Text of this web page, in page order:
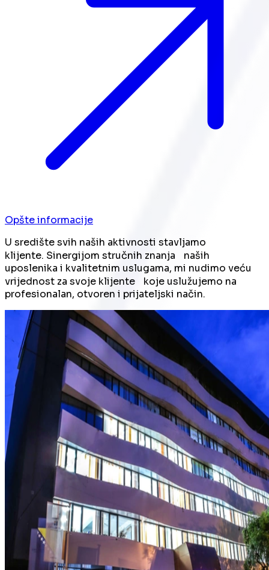
Opšte informacije
U središte svih naših aktivnosti stavljamo
klijente. Sinergijom stručnih znanja naših
uposlenika i kvalitetnim uslugama, mi nudimo veću
vrijednost za svoje klijente koje uslužujemo na
profesionalan, otvoren i prijateljski način.